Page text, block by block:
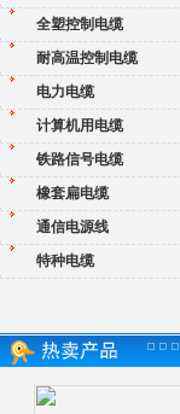
全塑控制电缆
耐高温控制电缆
电力电缆
计算机用电缆
铁路信号电缆
橡套扁电缆
通信电源线
特种电缆